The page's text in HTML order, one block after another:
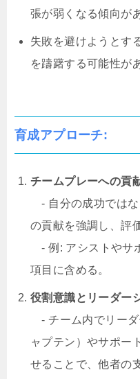
張が弱くなる傾向が
失敗を避けようとす
を躊躇する可能性が
育成アプローチ:
チームプレーへの貢
- 自分の成功ではな
の貢献を強調し、評
- 例: アシストやサ
項目に含める。
役割意識とリーダー
- チーム内でリーダ
ャプテン）やサポー
せることで、他者の